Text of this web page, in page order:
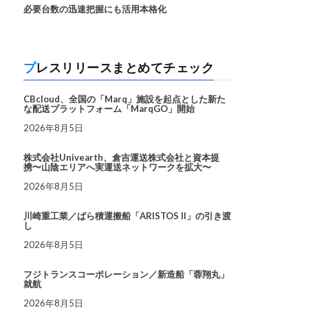
必要台数の迅速把握にも活用本格化
プレスリリースまとめてチェック
CBcloud、全国の「Marq」施設を起点とした新た
な配送プラットフォーム「MarqGO」開始
2026年8月5日
株式会社Univearth、倉吉運送株式会社と資本提
携〜山陰エリアへ実運送ネットワークを拡大〜
2026年8月5日
川崎重工業／ばら積運搬船「ARISTOS II」の引き渡
し
2026年8月5日
フジトランスコーポレーション／新造船「蓉翔丸」
就航
2026年8月5日